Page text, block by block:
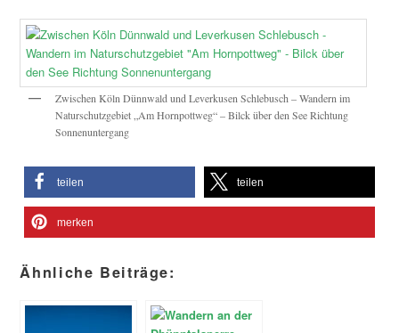
Zwischen Köln Dünnwald und Leverkusen Schlebusch – Wandern im
Naturschutzgebiet „Am Hornpottweg“ – Bilck über den See Richtung
Sonnenuntergang
teilen teilen
merken
Ähnliche Beiträge: